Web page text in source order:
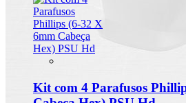
Kit com 4 Parafusos